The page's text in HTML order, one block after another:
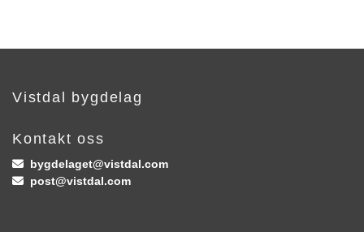
Vistdal bygdelag
Kontakt oss
 bygdelaget@vistdal.com
 post@vistdal.com